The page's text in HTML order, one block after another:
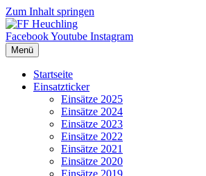
Zum Inhalt springen
FacebookYoutube Instagram
Menü
Startseite
Einsatzticker
Einsätze 2025
Einsätze 2024
Einsätze 2023
Einsätze 2022
Einsätze 2021
Einsätze 2020
Einsätze 2019